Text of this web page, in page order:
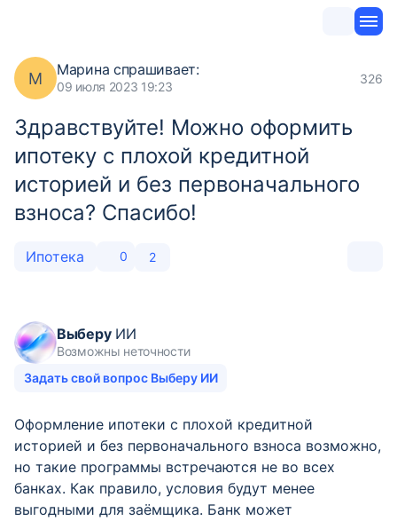
М Марина спрашивает:
09 июля 2023 19:23
326
Здравствуйте! Можно оформить
ипотеку с плохой кредитной
историей и без первоначального
взноса? Спасибо!
Ипотека 0 2
ВыберуИИ
Возможны неточности
Задать свой вопрос Выберу ИИ
Оформление ипотеки с плохой кредитной
историей и без первоначального взноса возможно,
но такие программы встречаются не во всех
банках. Как правило, условия будут менее
выгодными для заёмщика. Банк может